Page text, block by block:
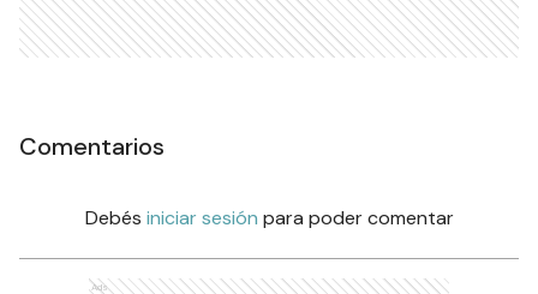
Comentarios
Debés iniciar sesión para poder comentar
Ads